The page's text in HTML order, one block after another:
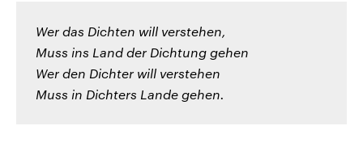
Wer das Dichten will verstehen,
Muss ins Land der Dichtung gehen
Wer den Dichter will verstehen
Muss in Dichters Lande gehen.